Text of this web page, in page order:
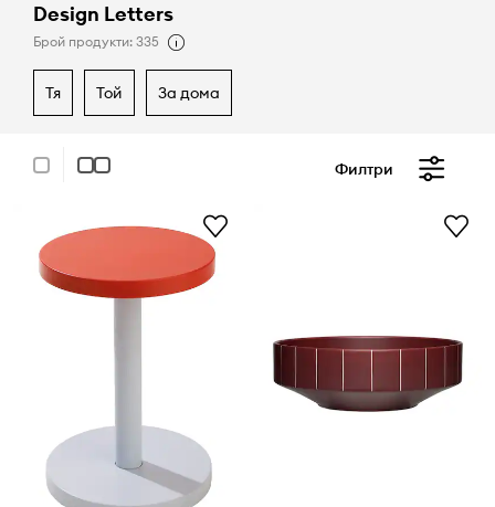
Design Letters
Брой продукти: 335
тя той за дома
Филтри